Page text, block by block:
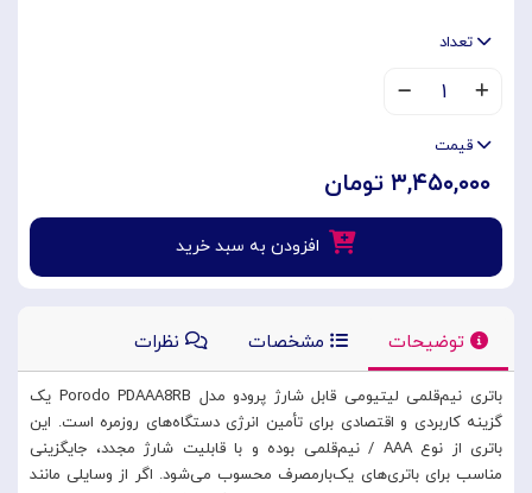
تعداد
۱
قیمت
۳,۴۵۰,۰۰۰ تومان
افزودن به سبد خرید
توضیحات مشخصات نظرات
باتری نیم‌قلمی لیتیومی قابل شارژ پرودو مدل Porodo PDAAA8RB یک
گزینه کاربردی و اقتصادی برای تأمین انرژی دستگاه‌های روزمره است. این
باتری از نوع AAA / نیم‌قلمی بوده و با قابلیت شارژ مجدد، جایگزینی
مناسب برای باتری‌های یک‌بارمصرف محسوب می‌شود. اگر از وسایلی مانند